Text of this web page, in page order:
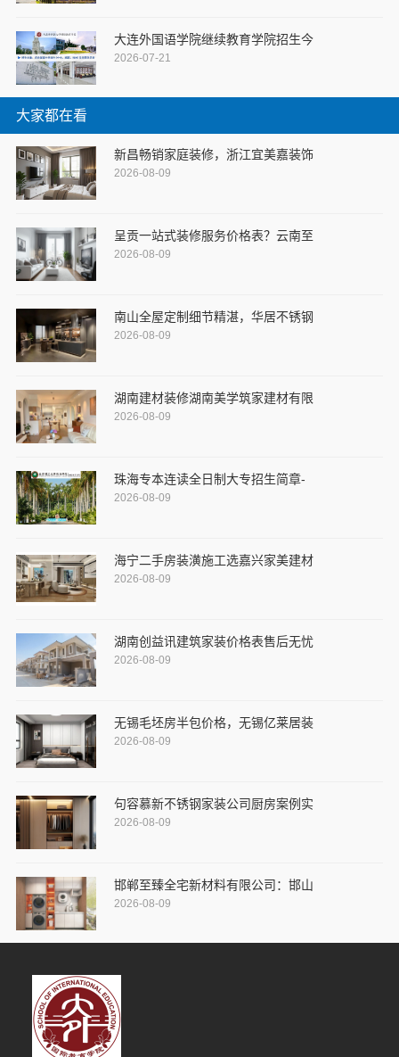
大连外国语学院继续教育学院招生今
2026-07-21
大家都在看
新昌畅销家庭装修，浙江宜美嘉装饰
2026-08-09
呈贡一站式装修服务价格表？云南至
2026-08-09
南山全屋定制细节精湛，华居不锈钢
2026-08-09
湖南建材装修湖南美学筑家建材有限
2026-08-09
珠海专本连读全日制大专招生简章-
2026-08-09
海宁二手房装潢施工选嘉兴家美建材
2026-08-09
湖南创益讯建筑家装价格表售后无忧
2026-08-09
无锡毛坯房半包价格，无锡亿莱居装
2026-08-09
句容慕新不锈钢家装公司厨房案例实
2026-08-09
邯郸至臻全宅新材料有限公司：邯山
2026-08-09